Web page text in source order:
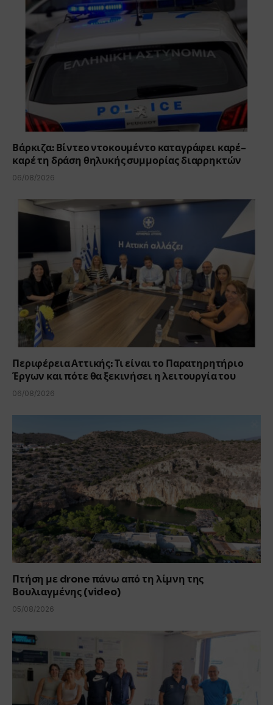
Βάρκιζα: Βίντεο ντοκουμέντο καταγράφει καρέ-
καρέ τη δράση θηλυκής συμμορίας διαρρηκτών
06/08/2026
Περιφέρεια Αττικής: Τι είναι το Παρατηρητήριο
Έργων και πότε θα ξεκινήσει η λειτουργία του
06/08/2026
Πτήση με drone πάνω από τη λίμνη της
Βουλιαγμένης (video)
05/08/2026